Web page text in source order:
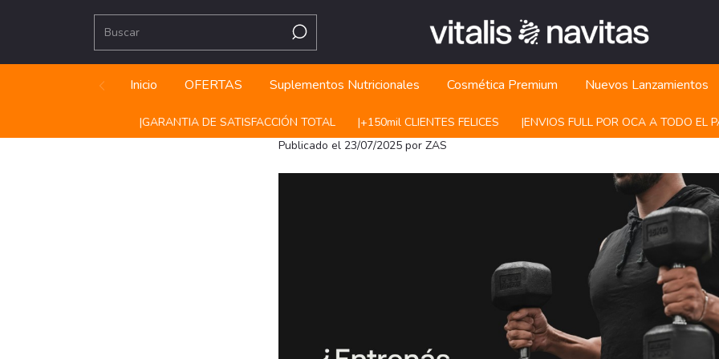
Inicio OFERTAS Suplementos Nutricionales Cosmética Premium Nuevos Lanzamientos
|ㅤㅤGARANTIA DE SATISFACCIÓN TOTAL |ㅤㅤ+150mil CLIENTES FELICES |ㅤㅤENVIOS FULL POR OCA A TODO EL PAIS
Publicado el 23/07/2025 por ZAS